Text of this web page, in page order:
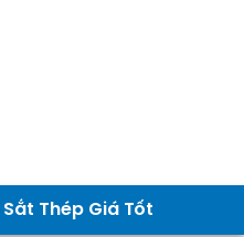
Sắt Thép Giá Tốt